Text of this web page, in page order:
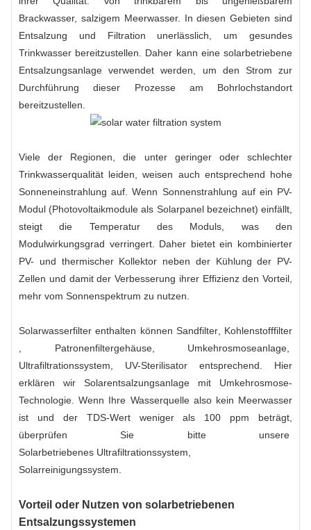
Brackwasser, salzigem Meerwasser. In diesen Gebieten sind
Entsalzung und Filtration unerlässlich, um gesundes
Trinkwasser bereitzustellen. Daher kann eine solarbetriebene
Entsalzungsanlage verwendet werden, um den Strom zur
Durchführung dieser Prozesse am Bohrlochstandort
bereitzustellen.
Viele der Regionen, die unter geringer oder schlechter
Trinkwasserqualität leiden, weisen auch entsprechend hohe
Sonneneinstrahlung auf. Wenn Sonnenstrahlung auf ein PV-
Modul (Photovoltaikmodule als Solarpanel bezeichnet) einfällt,
steigt die Temperatur des Moduls, was den
Modulwirkungsgrad verringert. Daher bietet ein kombinierter
PV- und thermischer Kollektor neben der Kühlung der PV-
Zellen und damit der Verbesserung ihrer Effizienz den Vorteil,
mehr vom Sonnenspektrum zu nutzen.
Solarwasserfilter enthalten können Sandfilter, Kohlenstofffilter
Patronenfiltergehäuse, Umkehrosmoseanlage
Ultrafiltrationssystem
UV-Sterilisator entsprechend. Hier
erklären wir Solarentsalzungsanlage mit Umkehrosmose-
Technologie. Wenn Ihre Wasserquelle also kein Meerwasser
ist und der TDS-Wert weniger als 100 ppm beträgt,
überprüfen Sie bitte unsere
Solarbetriebenes Ultrafiltrationssystem
Solarreinigungssystem.
Vorteil oder Nutzen von solarbetriebenen
Entsalzungssystemen